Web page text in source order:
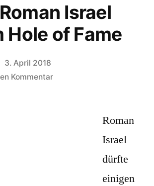
Israel
Hole of Fame
3. April 2018
Kommentarzu
Roman
Israel
dürfte
einigen